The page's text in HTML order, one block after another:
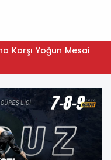
Karşı Yoğun Mesai